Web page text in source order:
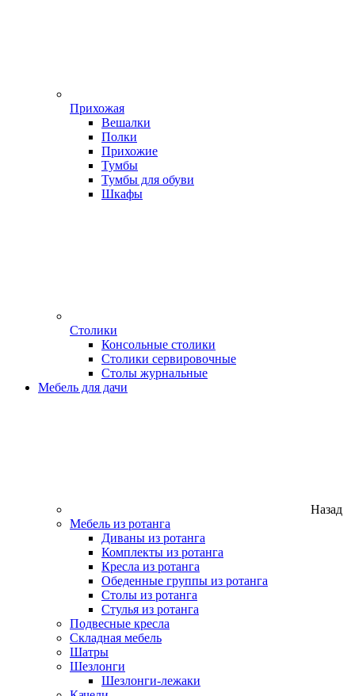
Прихожая
Вешалки
Полки
Прихожие
Тумбы
Тумбы для обуви
Шкафы
Столики
Консольные столики
Столики сервировочные
Столы журнальные
Мебель для дачи
Назад
Мебель из ротанга
Диваны из ротанга
Комплекты из ротанга
Кресла из ротанга
Обеденные группы из ротанга
Столы из ротанга
Стулья из ротанга
Подвесные кресла
Складная мебель
Шатры
Шезлонги
Шезлонги-лежаки